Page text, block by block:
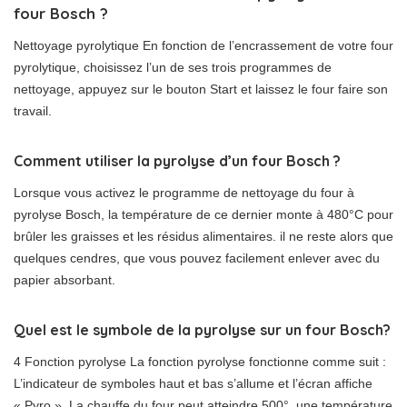
four Bosch ?
Nettoyage pyrolytique En fonction de l’encrassement de votre four
pyrolytique, choisissez l’un de ses trois programmes de
nettoyage, appuyez sur le bouton Start et laissez le four faire son
travail.
Comment utiliser la pyrolyse d’un four Bosch ?
Lorsque vous activez le programme de nettoyage du four à
pyrolyse Bosch, la température de ce dernier monte à 480°C pour
brûler les graisses et les résidus alimentaires. il ne reste alors que
quelques cendres, que vous pouvez facilement enlever avec du
papier absorbant.
Quel est le symbole de la pyrolyse sur un four Bosch?
4 Fonction pyrolyse La fonction pyrolyse fonctionne comme suit :
L’indicateur de symboles haut et bas s’allume et l’écran affiche